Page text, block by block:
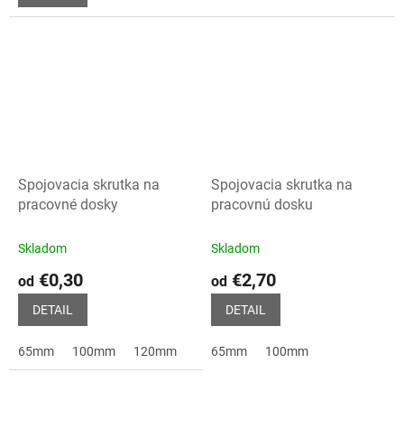
5
Spojovacia skrutka na
pracovné dosky
Skladom
od €0,30
DETAIL
65mm 100mm 120mm 150mm
Spojovacia skrutka na
pracovnú dosku
Skladom
od €2,70
DETAIL
65mm 100mm